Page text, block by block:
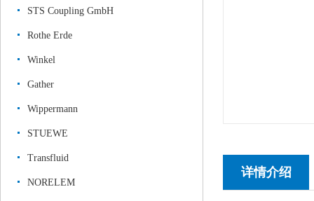
STS Coupling GmbH
Rothe Erde
Winkel
Gather
Wippermann
STUEWE
Transfluid
NORELEM
详情介绍